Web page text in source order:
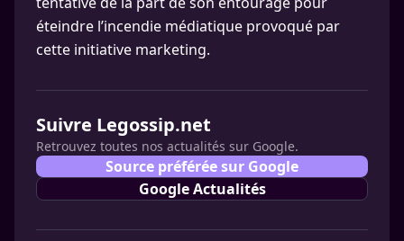
éteindre l’incendie médiatique provoqué par
cette initiative marketing.
Suivre Legossip.net
Retrouvez toutes nos actualités sur Google.
Source préférée sur Google
Google Actualités